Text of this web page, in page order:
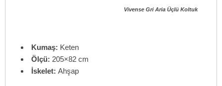
Vivense Gri Aria Üçlü Koltuk
Kumaş: Keten
Ölçü: 205×82 cm
İskelet: Ahşap